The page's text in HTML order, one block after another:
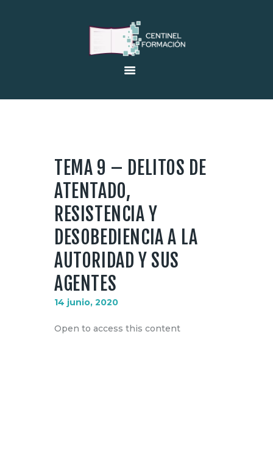
OFERTAS EMPLEO
FORMACIÓN
AULA ONLINE
CERTIFICADOS DE
PROFESIONALIDAD
CONTACTO
MI CUENTA
TEMA 9 – DELITOS DE
ATENTADO,
RESISTENCIA Y
DESOBEDIENCIA A LA
AUTORIDAD Y SUS
AGENTES
14 junio, 2020
Open to access this content